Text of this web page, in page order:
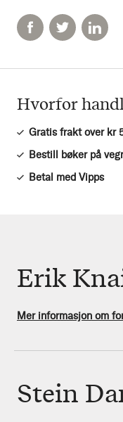
Hvorfor
Gratis frakt over kr
Bestill bøker på
Betal med Vipps
Erik
Mer informasjon om
Stein